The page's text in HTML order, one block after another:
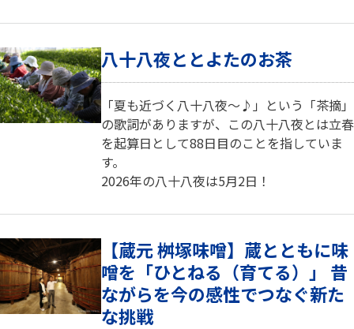
八十八夜ととよたのお茶
「夏も近づく八十八夜～♪」という「茶摘」
の歌詞がありますが、この八十八夜とは立春
を起算日として88日目のことを指していま
す。
2026年の八十八夜は5月2日！
【蔵元 桝塚味噌】蔵とともに味
噌を「ひとねる（育てる）」 昔
ながらを今の感性でつなぐ新た
な挑戦